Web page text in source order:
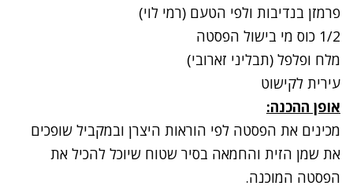
פרמזן בנדיבות ולפי הטעם (רמי לוי)
1/2 כוס מי בישול הפסטה
מלח ופלפל (תבליני זארובי)
עירית לקישוט
אופן ההכנה:
מכינים את הפסטה לפי הוראות היצרן ובמקביל שופכים
את שמן הזית והחמאה בסיר שטוח שיוכל להכיל את
הפסטה המוכנה.